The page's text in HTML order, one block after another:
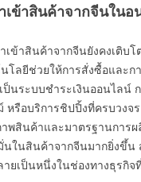
เข้าสินค้าจากจีนในอ
ข้าสินค้าจากจีนยังคงเติบโ
โลยีช่วยให้การสั่งซื้อและ
ป็นระบบชำระเงินออนไลน์
หรือบริการชิปปิ้งที่ครบวงจ
สินค้าและมาตรฐานการผ
ในสินค้าจากจีนมากยิ่งขึ้น
ยเป็นหนึ่งในช่องทางธุรกิ